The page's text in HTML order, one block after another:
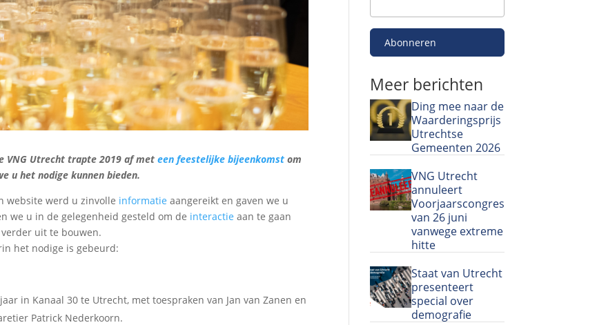
VNG Utrecht trapte 2019 af meteen feestelijke bijeenkomst om
u het nodige kunnen bieden.
website werd u zinvolle informatie aangereikt en gaven we u
we u in de gelegenheid gesteld om de interactie aan te gaan
uit te bouwen.
het nodige is gebeurd:
in Kanaal 30 te Utrecht, met toespraken van Jan van Zanen en
Patrick Nederkoorn.
Abonneren
Meer berichten
Ding mee naar de
Waarderingsprijs
Utrechtse
Gemeenten 2026
VNG Utrecht
annuleert
Voorjaarscongres
van 26 juni
vanwege extreme
hitte
Staat van Utrecht
presenteert
special over
demografie